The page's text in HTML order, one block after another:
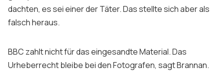
dachten, es sei einer der Täter. Das stellte sich aber als
falsch heraus.
BBC zahlt nicht für das eingesandte Material. Das
Urheberrecht bleibe bei den Fotografen, sagt Brannan.